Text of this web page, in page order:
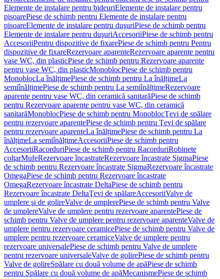
Elemente de instalare pentru bideuriElemente de instalare pentru
pisoarePiese de schimb pentru Elemente de instalare pentru
pisoareElemente de instalare pentru duşuriPiese de schimb pentru
Elemente de instalare pentru duşuriAccesoriiPiese de schimb pentru
AccesoriiPentru dispozitive de fixarePiese de schimb pentru Pentru
dispozitive de fixareRezervoare aparenteRezervoare aparente pentru
vase WC, din plasticPiese de schimb pentru Rezervoare aparente
pentru vase WC, din plasticMonoblocPiese de schimb pentru
MonoblocLa înălțimePiese de schimb pentru La înălțimeLa
semiînălțimePiese de schimb pentru La semiînălțimeRezervoare
aparente pentru vase WC, din ceramică sanitarăPiese de schimb
pentru Rezervoare aparente pentru vase WC, din ceramică
sanitarăMonoblocPiese de schimb pentru MonoblocŢevi de spălare
pentru rezervoare aparentePiese de schimb pentru Ţevi de spălare
pentru rezervoare aparenteLa înălțimePiese de schimb pentru La
înălțimeLa semiînălțimeAccesoriiPiese de schimb pentru
AccesoriiRacorduriPiese de schimb pentru RacorduriRobinete
colţarMufeRezervoare încastrateRezervoare încastrate SigmaPiese
de schimb pentru Rezervoare încastrate SigmaRezervoare încastrate
OmegaPiese de schimb pentru Rezervoare încastrate
OmegaRezervoare încastrate DeltaPiese de schimb pentru
Rezervoare încastrate DeltaŢevi de spălareAccesoriiValve de
umplere şi de golireValve de umplerePiese de schimb pentru Valve
de umplereValve de umplere pentru rezervoare aparentePiese de
schimb pentru Valve de umplere pentru rezervoare aparenteValve de
umplere pentru rezervoare ceramicePiese de schimb pentru Valve de
umplere pentru rezervoare ceramiceValve de umplere pentru
rezervoare universalePiese de schimb pentru Valve de umplere
pentru rezervoare universaleValve de golirePiese de schimb pentru
Valve de golireSpălare cu două volume de apăPiese de schimb
pentru Spălare cu două volume de apăMecanismePiese de schimb